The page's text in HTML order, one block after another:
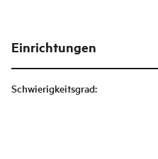
Einrichtungen
Schwierigkeitsgrad: